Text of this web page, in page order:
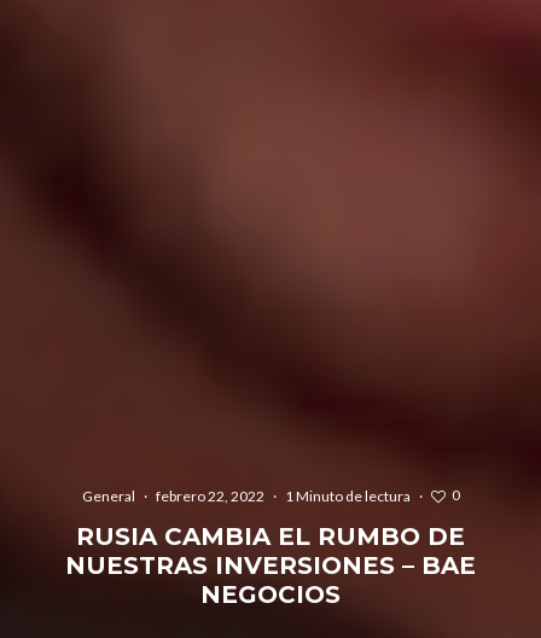
General · febrero 22, 2022 · 1 Minuto de lectura · 0
RUSIA CAMBIA EL RUMBO DE
NUESTRAS INVERSIONES – BAE
NEGOCIOS